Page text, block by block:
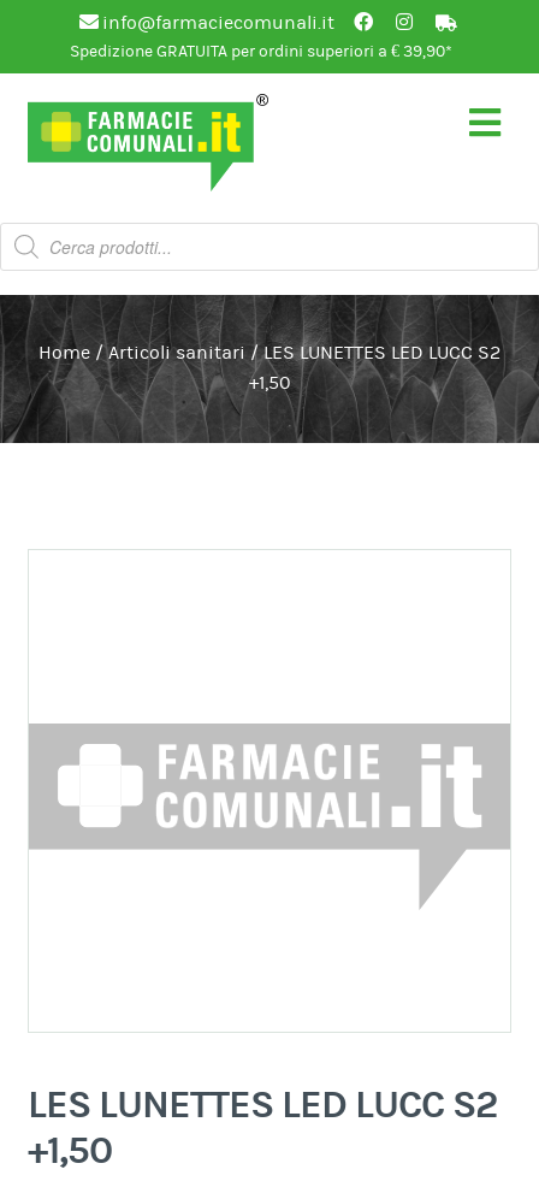
info@farmaciecomunali.it
Spedizione GRATUITA per ordini superiori a € 39,90*
Vai
alla
navigazione
Vai
al
contenuto
Products
search
Home /Articoli sanitari /LES LUNETTES LED LUCC S2
+1,50
LES LUNETTES LED LUCC S2
+1,50